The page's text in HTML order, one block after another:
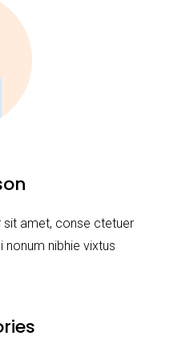
amet, conse ctetuer
nonum nibhie vixtus